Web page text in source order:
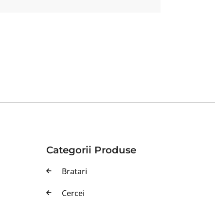
Categorii Produse
Bratari
Cercei